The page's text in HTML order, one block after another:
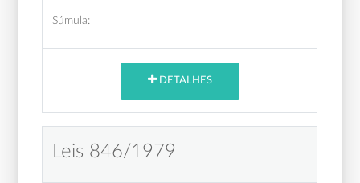
Súmula:
DETALHES
Leis 846/1979